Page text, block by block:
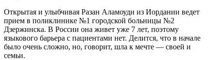
Открытая и улыбчивая Разан Аламоуди из Иордании ведет
прием в поликлинике №1 городской больницы №2
Дзержинска. В России она живет уже 7 лет, поэтому
языкового барьера с пациентами нет. Делится, что в начале
было очень сложно, но, говорит, шла к мечте — своей и
семьи.